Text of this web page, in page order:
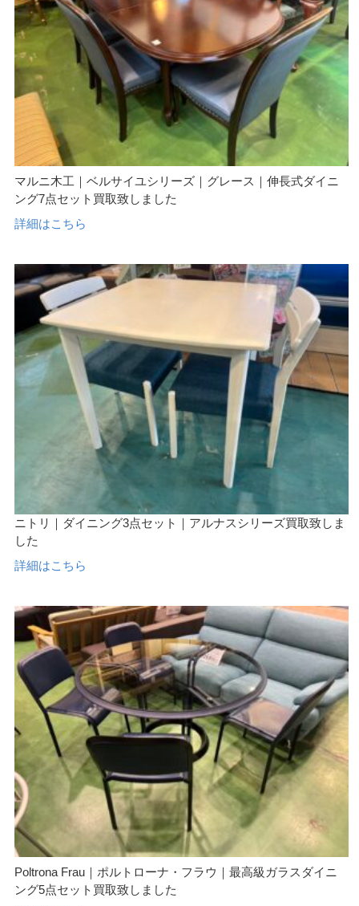
マルニ木工｜ベルサイユシリーズ｜グレース｜伸長式ダイニ
ング7点セット買取致しました
詳細はこちら
ニトリ｜ダイニング3点セット｜アルナスシリーズ買取致しま
した
詳細はこちら
Poltrona Frau｜ポルトローナ・フラウ｜最高級ガラスダイニ
ング5点セット買取致しました